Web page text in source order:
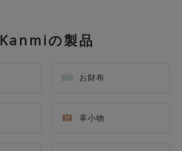
Kanmiの製品
お財布
革小物